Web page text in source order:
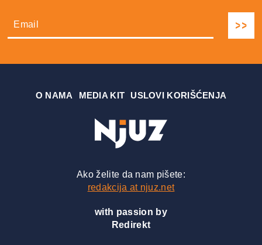
О NAMA MEDIA KIT USLOVI KORIŠĆENJA
Ako želite da nam pišete:
redakcija at njuz.net
with passion by
Redirekt